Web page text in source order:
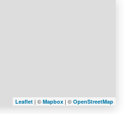
Leaflet | © Mapbox | © OpenStreetMap